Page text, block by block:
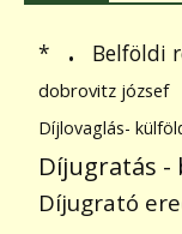
* . Belföldi
dobrovitz józsef
Díjlovaglás-
Díjugratás -
Díjugrató